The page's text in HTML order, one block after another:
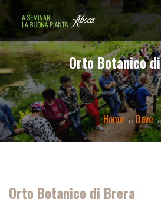
Orto Botanico
Home Dove
Orto Botanico di Brera